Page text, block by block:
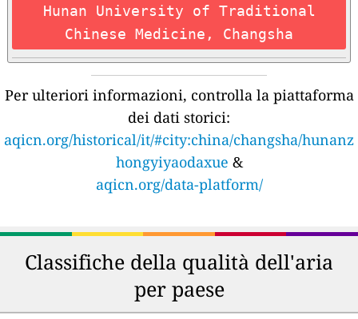
Hunan University of Traditional
Chinese Medicine, Changsha
Per ulteriori informazioni, controlla la piattaforma
dei dati storici:
aqicn.org/historical/it/#city:china/changsha/hunanz
hongyiyaodaxue &
aqicn.org/data-platform/
Classifiche della qualità dell'aria
per paese